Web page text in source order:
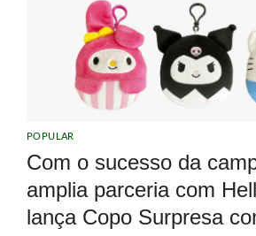
POPULAR
Com o sucesso da
amplia parceria com
lança Copo Surpresa